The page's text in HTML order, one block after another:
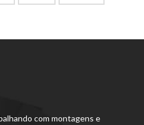
com montagens e